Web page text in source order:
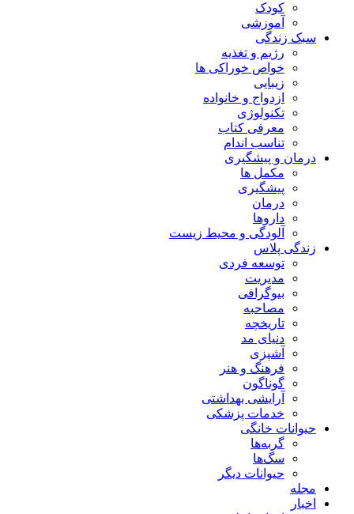
کودک
آموزشی
سبک زندگی
رژیم و تغذیه
خواص خوراکی ها
زیبایی
ازدواج و خانواده
تکنولوژی
معرفی کتاب
تناسب اندام
درمان و پیشگیری
مکمل ها
پیشگیری
درمان
داروها
آلودگی و محیط زیست
زندگی پلاس
توسعه فردی
مدیریت
بیوگرافی
مصاحبه
تاریخچه
دنیای مد
آشپزی
فرهنگ و هنر
گوناگون
آرایشی بهداشتی
خدمات پزشکی
حیوانات خانگی
گربه‌ها
سگ‌ها
حیوانات دیگر
مجله
اخبار